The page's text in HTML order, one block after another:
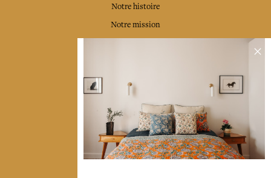
Notre histoire
Notre mission
Collections
Déco & Linge de maison
Linge de table
Sacs & pochettes